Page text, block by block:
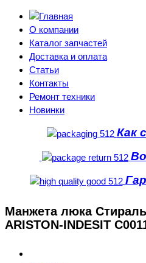
О компании
Каталог запчастей
Доставка и оплата
Статьи
Контакты
Ремонт техники
Новинки
Как
Манжета люка
ARISTON-INDESIT